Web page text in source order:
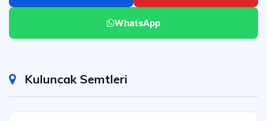
WhatsApp
Kuluncak Semtleri